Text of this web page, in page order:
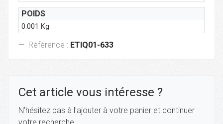
POIDS
0.001 Kg
Référence : ETIQ01-633
Cet article vous intéresse ?
N'hésitez pas à l'ajouter à votre panier et continuer